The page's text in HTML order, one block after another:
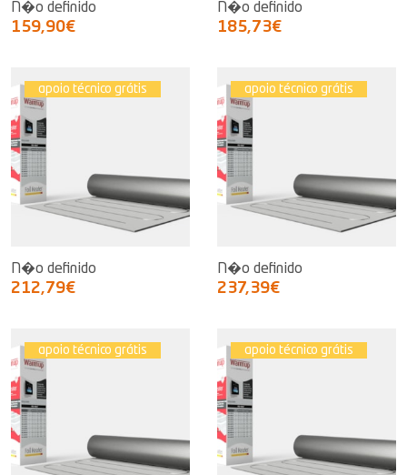
N�o definido
159,90€
N�o definido
185,73€
apoio técnico grátis
N�o definido
212,79€
apoio técnico grátis
N�o definido
237,39€
apoio técnico grátis apoio técnico grátis